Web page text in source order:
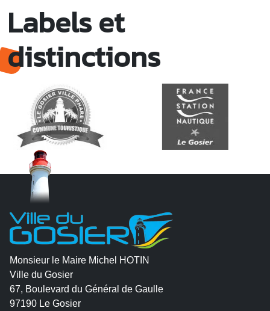
Labels et
distinctions
Monsieur le Maire Michel HOTIN
Ville du Gosier
67, Boulevard du Général de Gaulle
97190 Le Gosier